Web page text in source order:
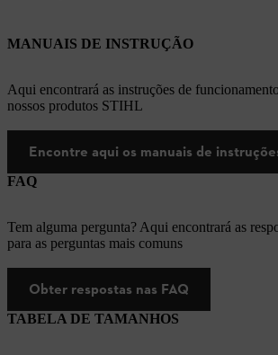
MANUAIS DE INSTRUÇÃO
Aqui encontrará as instruções de
nossos produtos STIHL
Encontre aqui os manuais de
FAQ
Tem alguma pergunta? Aqui encontrará as
para as perguntas mais comuns
Obter respostas nas FAQ
TABELA DE TAMANHOS